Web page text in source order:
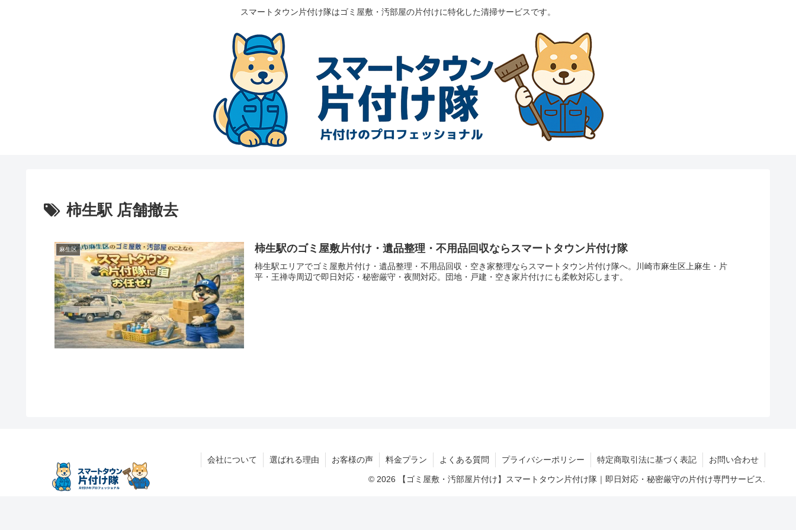
スマートタウン片付け隊はゴミ屋敷・汚部屋の片付けに特化した清掃サービスです。
柿生駅 店舗撤去
麻生区 柿生駅のゴミ屋敷片付け・遺品整理・不用品回収ならスマートタウン片付け隊
柿生駅エリアでゴミ屋敷片付け・遺品整理・不用品回収・空き家整理ならスマートタウン片付け隊へ。川崎市麻生区上麻生・片
平・王禅寺周辺で即日対応・秘密厳守・夜間対応。団地・戸建・空き家片付けにも柔軟対応します。
会社について 選ばれる理由 お客様の声 料金プラン よくある質問 プライバシーポリシー 特定商取引法に基づく表記 お問い合わせ
© 2026 【ゴミ屋敷・汚部屋片付け】スマートタウン片付け隊｜即日対応・秘密厳守の片付け専門サービス.